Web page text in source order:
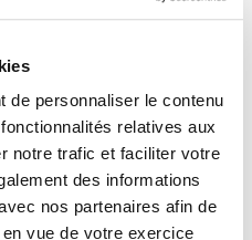
de personnaliser le contenu
relatives aux
notre trafic et faciliter votre
des informations
nos partenaires afin de
vue de votre exercice